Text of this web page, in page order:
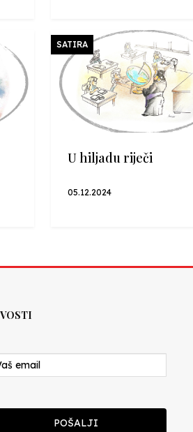
SATIRA
U hiljadu riječi
05.12.2024
POŠALJI